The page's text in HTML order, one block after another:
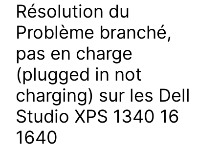
Résolution du
Problème branché,
pas en charge
(plugged in not
charging) sur les Dell
Studio XPS 1340 16
1640